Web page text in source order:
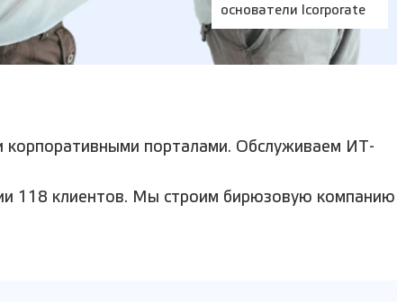
основатели Iсorporate
корпоративными порталами. Обслуживаем ИТ-
118 клиентов. Мы строим бирюзовую компанию